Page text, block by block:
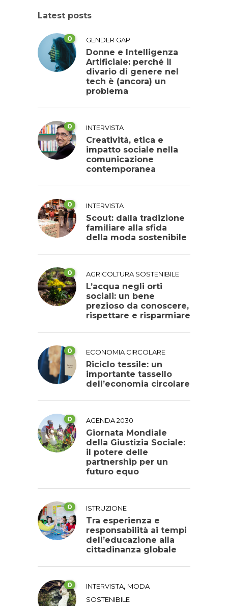
Latest posts
0 GENDER GAP
Donne e Intelligenza
Artificiale: perché il
divario di genere nel
tech è (ancora) un
problema
0 INTERVISTA
Creatività, etica e
impatto sociale nella
comunicazione
contemporanea
0 INTERVISTA
Scout: dalla tradizione
familiare alla sfida
della moda sostenibile
0 AGRICOLTURA SOSTENIBILE
L’acqua negli orti
sociali: un bene
prezioso da conoscere,
rispettare e risparmiare
0 ECONOMIA CIRCOLARE
Riciclo tessile: un
importante tassello
dell’economia circolare
0 AGENDA 2030
Giornata Mondiale
della Giustizia Sociale:
il potere delle
partnership per un
futuro equo
0 ISTRUZIONE
Tra esperienza e
responsabilità ai tempi
dell’educazione alla
cittadinanza globale
0 INTERVISTA, MODA
SOSTENIBILE